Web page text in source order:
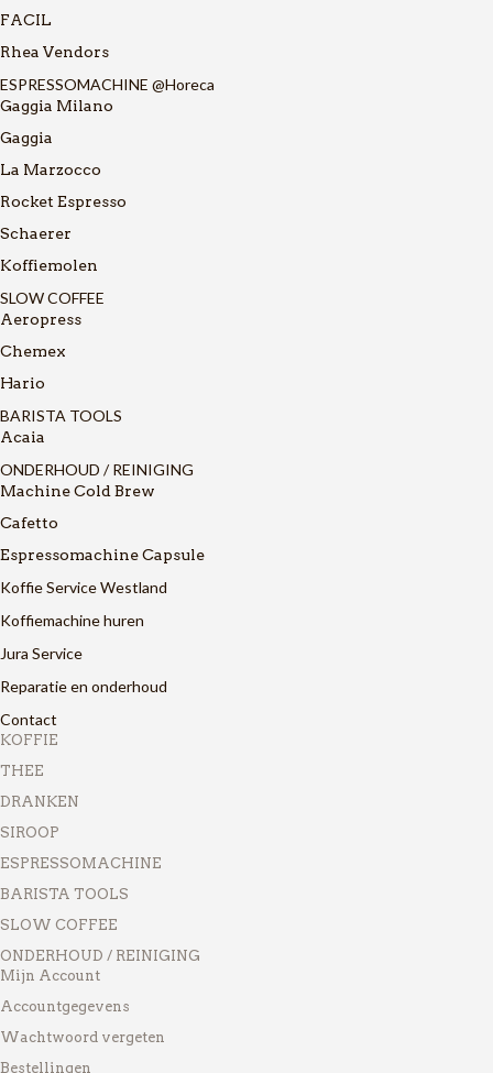
FACIL
Rhea Vendors
ESPRESSOMACHINE @Horeca
Gaggia Milano
Gaggia
La Marzocco
Rocket Espresso
Schaerer
Koffiemolen
SLOW COFFEE
Aeropress
Chemex
Hario
BARISTA TOOLS
Acaia
ONDERHOUD / REINIGING
Machine Cold Brew
Cafetto
Espressomachine Capsule
Koffie Service Westland
Koffiemachine huren
Jura Service
Reparatie en onderhoud
Contact
KOFFIE
THEE
DRANKEN
SIROOP
ESPRESSOMACHINE
BARISTA TOOLS
SLOW COFFEE
ONDERHOUD / REINIGING
Mijn Account
Accountgegevens
Wachtwoord vergeten
Bestellingen